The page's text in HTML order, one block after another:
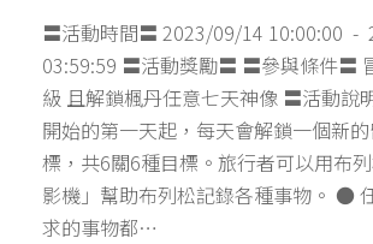
〓活動時間〓 2023/09/14 10:00:00 -
03:59:59 〓活動獎勵〓 〓參與條件〓
級 且解鎖楓丹任意七天神像 〓活動說
開始的第一天起，每天會解鎖一個新
標，共6關6種目標。旅行者可以用布
影機」幫助布列松記錄各種事物。 ●
求的事物都…